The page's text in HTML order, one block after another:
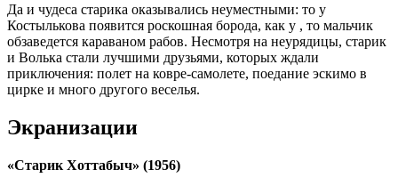
Да и чудеса старика оказывались неуместными: то у
Костылькова появится роскошная борода, как у , то мальчик
обзаведется караваном рабов. Несмотря на неурядицы, старик
и Волька стали лучшими друзьями, которых ждали
приключения: полет на ковре-самолете, поедание эскимо в
цирке и много другого веселья.
Экранизации
«Старик Хоттабыч» (1956)